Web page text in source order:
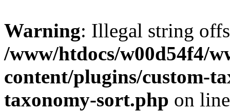
Warning: Illegal string
/www/htdocs/w00d54f4/
content/plugins/custom-
taxonomy-sort.php on